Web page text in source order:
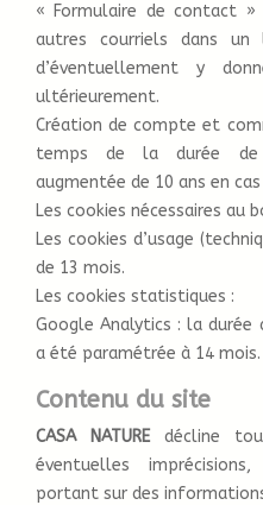
« Formulaire de contact »
autres courriels dans un
d’éventuellement y
ultérieurement.
Création de compte et
temps de la durée de
augmentée de 10 ans en
Les cookies nécessaires au
Les cookies d’usage
de 13 mois.
Les cookies statistiques :
Google Analytics : la durée
a été paramétrée à 14 mois.
Contenu du site
CASA NATUREdécline
éventuelles
portant sur des